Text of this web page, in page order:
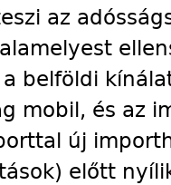
az
belföldi
mobil, és az
új
előtt